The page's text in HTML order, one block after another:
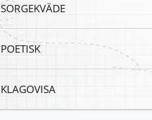
SORGEKVÄDE
POETISK
KLAGOVISA